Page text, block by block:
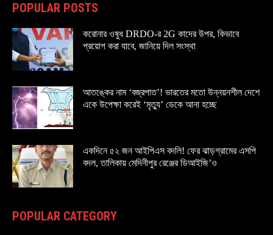
POPULAR POSTS
করোনার ওষুধ DRDO-র 2G কাদের উপর, কিভাবে
প্রয়োগ করা যাবে, জানিয়ে দিল সংস্থা
আতঙ্কের নাম ‘বজ্রপাত’! ভারতের মতো উন্নয়নশীল দেশে
একে উপেক্ষা করেই ‘মৃত্যু’ ডেকে আনা হচ্ছে
একদিনে ৫২ জন আইপিএস বদলি! ফের ঝাড়গ্রামের এসপি
বদল, তালিকায় মেদিনীপুর রেঞ্জের ডিআইজি’ও
POPULAR CATEGORY